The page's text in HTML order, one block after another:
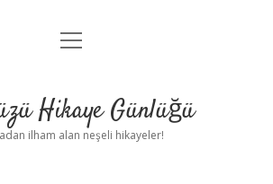
Anasayfa
Yasal Uyarı
menüyü
Hikaye Günlüğü
ilham alan neşeli hikayeler!